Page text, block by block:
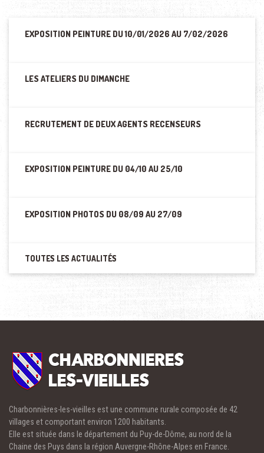
EXPOSITION PEINTURE DU 10/01/2026 AU 7/02/2026
LES ATELIERS DU DIMANCHE
RECRUTEMENT DE DEUX AGENTS RECENSEURS
EXPOSITION PEINTURE DU 04/10 AU 25/10
EXPOSITION PHOTOS DU 08/09 AU 27/09
TOUTES LES ACTUALITÉS
Charbonnières-les-vieilles est une commune rurale composée de 42
villages et comportant environ 1200 habitants.
Elle est située dans le département du Puy-de-Dôme, au nord de la
Chaine des Puys dans la région Auvergne-Rhône-Alpes en France.